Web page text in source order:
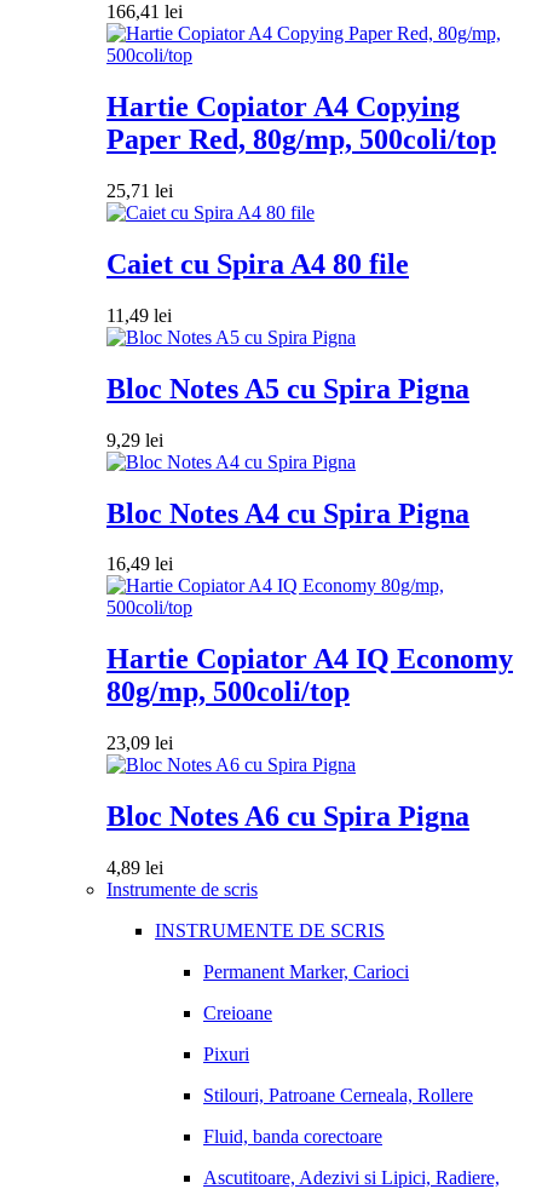
166,41 lei
Hartie Copiator A4 Copying
Paper Red, 80g/mp, 500coli/top
25,71 lei
Caiet cu Spira A4 80 file
11,49 lei
Bloc Notes A5 cu Spira Pigna
9,29 lei
Bloc Notes A4 cu Spira Pigna
16,49 lei
Hartie Copiator A4 IQ Economy
80g/mp, 500coli/top
23,09 lei
Bloc Notes A6 cu Spira Pigna
4,89 lei
Instrumente de scris
INSTRUMENTE DE SCRIS
Permanent Marker, Carioci
Creioane
Pixuri
Stilouri, Patroane Cerneala, Rollere
Fluid, banda corectoare
Ascutitoare, Adezivi si Lipici, Radiere,